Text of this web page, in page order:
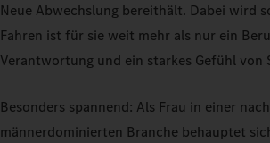
Neue Abwechslung bereithält. Dabei wird
Fahren ist für sie weit mehr als nur ein
Verantwortung und ein starkes Gefühl von
Besonders spannend: Als Frau in einer
männerdominierten Branche behauptet